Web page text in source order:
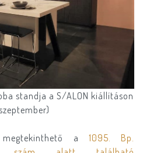
standja a S/ALON kiállításon
megtekinthető a 1095. Bp.